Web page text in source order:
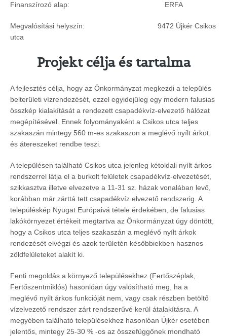
Finanszírozó alap: ERFA
Megvalósítási helyszín: 9472 Újkér Csikos
utca
Projekt célja és tartalma
A fejlesztés célja, hogy az Önkormányzat megkezdi a település
belterületi vízrendezését, ezzel egyidejűleg egy modern falusias
összkép kialakítását a rendezett csapadékvíz-elvezető hálózat
megépítésével. Ennek folyományaként a Csikos utca teljes
szakaszán mintegy 560 m-es szakaszon a meglévő nyílt árkot
és átereszeket rendbe teszi.
A településen található Csikos utca jelenleg kétoldali nyílt árkos
rendszerrel látja el a burkolt felületek csapadékvíz-elvezetését,
szikkasztva illetve elvezetve a 11-31 sz. házak vonalában levő,
korábban már zárttá tett csapadékvíz elvezető rendszerig. A
településkép Nyugat Európaivá tétele érdekében, de falusias
lakókörnyezet értékeit megtartva az Önkormányzat úgy döntött,
hogy a Csikos utca teljes szakaszán a meglévő nyílt árkok
rendezését elvégzi és azok területén későbbiekben hasznos
zöldfelületeket alakít ki.
Fenti megoldás a környező településekhez (Fertőszéplak,
Fertőszentmiklós) hasonlóan úgy valósítható meg, ha a
meglévő nyílt árkos funkcióját nem, vagy csak részben betöltő
vízelvezető rendszer zárt rendszerűvé kerül átalakításra. A
megyében található településekhez hasonlóan Újkér esetében
jelentős, mintegy 25-30 % -os az összefüggőnek mondható